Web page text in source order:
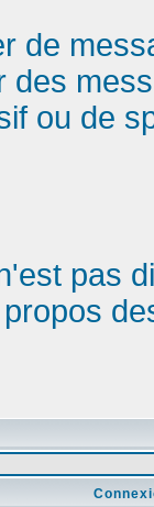
de
des
ou de
pas